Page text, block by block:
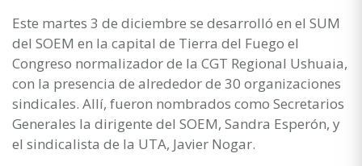
Este martes 3 de diciembre se desarrolló en el SUM
del SOEM en la capital de Tierra del Fuego el
Congreso normalizador de la CGT Regional Ushuaia,
con la presencia de alrededor de 30 organizaciones
sindicales. Allí, fueron nombrados como Secretarios
Generales la dirigente del SOEM, Sandra Esperón, y
el sindicalista de la UTA, Javier Nogar.